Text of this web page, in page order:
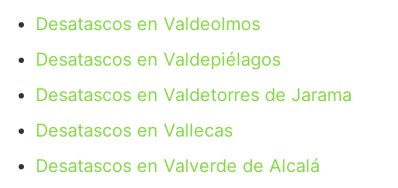
Desatascos en Valdeolmos
Desatascos en Valdepiélagos
Desatascos en Valdetorres de Jarama
Desatascos en Vallecas
Desatascos en Valverde de Alcalá